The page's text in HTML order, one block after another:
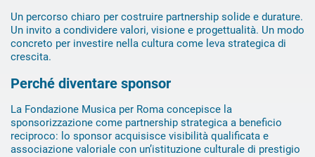
Un percorso chiaro per costruire partnership solide e durature.
Un invito a condividere valori, visione e progettualità. Un modo
concreto per investire nella cultura come leva strategica di
crescita.
Perché diventare sponsor
La Fondazione Musica per Roma concepisce la
sponsorizzazione come partnership strategica a beneficio
reciproco: lo sponsor acquisisce visibilità qualificata e
associazione valoriale con un’istituzione culturale di prestigio